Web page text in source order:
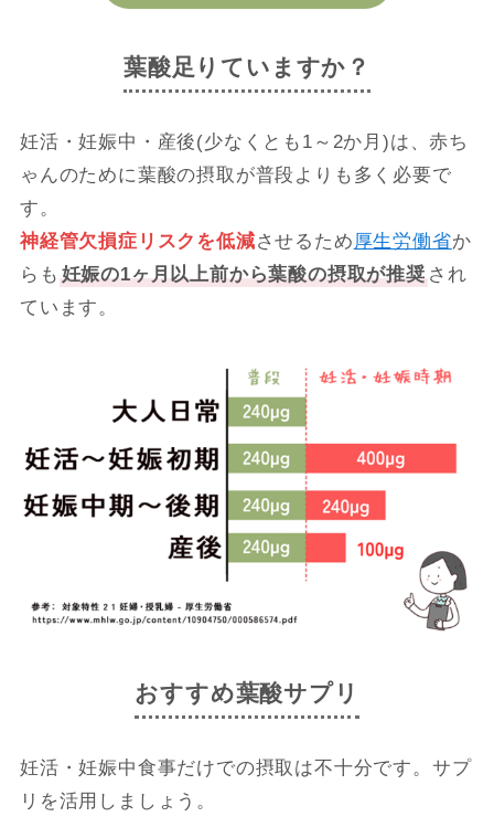
葉酸足りていますか？
妊活・妊娠中・産後(少なくとも1～2か月)は、赤ち
ゃんのために葉酸の摂取が普段よりも多く必要で
す。
神経管欠損症リスクを低減させるため 厚生労働省か
らも 妊娠の1ヶ月以上前から葉酸の摂取が推奨され
ています。
おすすめ葉酸サプリ
妊活・妊娠中食事だけでの摂取は不十分です。サプ
リを活用しましょう。